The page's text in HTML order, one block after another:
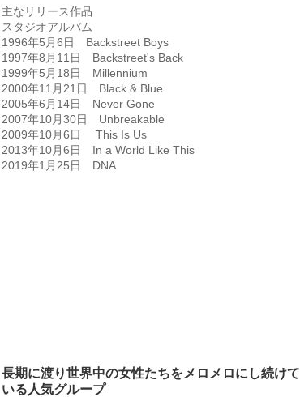
主なリリース作品
スタジオアルバム
1996年5月6日 Backstreet Boys
1997年8月11日 Backstreet's Back
1999年5月18日 Millennium
2000年11月21日 Black & Blue
2005年6月14日 Never Gone
2007年10月30日 Unbreakable
2009年10月6日 This Is Us
2013年10月6日 In a World Like This
2019年1月25日 DNA
長期に渡り世界中の女性たちをメロメロにし続けて
いる人気グループ